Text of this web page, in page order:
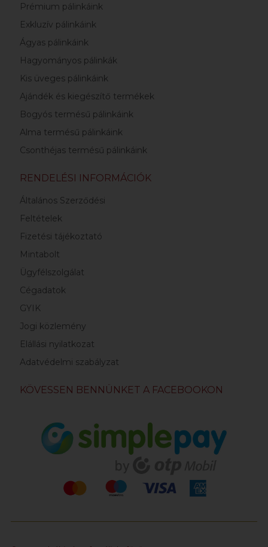
Prémium pálinkáink
Exkluzív pálinkáink
Ágyas pálinkáink
Hagyományos pálinkák
Kis üveges pálinkáink
Ajándék és kiegészítő termékek
Bogyós termésű pálinkáink
Alma termésű pálinkáink
Csonthéjas termésű pálinkáink
RENDELÉSI INFORMÁCIÓK
Általános Szerződési
Feltételek
Fizetési tájékoztató
Mintabolt
Ügyfélszolgálat
Cégadatok
GYIK
Jogi közlemény
Elállási nyilatkozat
Adatvédelmi szabályzat
KÖVESSEN BENNÜNKET A FACEBOOKON